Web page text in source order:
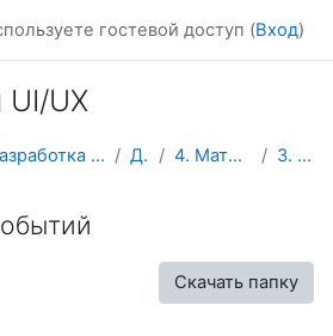
гостевой доступ (Вход)
UI/UX
Разработка мобильных приложений и компьютерных игр Дизайн UI/UX 4. Материалы к лабораторным занятиям 3. Обработка событий
Скачать папку